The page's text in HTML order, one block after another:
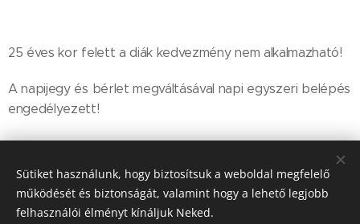
25 éves kor felett a diák kedvezmény nem alkalmazható!
A napijegy és bérlet megváltásával napi egyszeri belépés
engedélyezett!
Sütiket használunk, hogy biztosítsuk a weboldal megfelelő
működését és biztonságát, valamint hogy a lehető legjobb
felhasználói élményt kínáljuk Neked.